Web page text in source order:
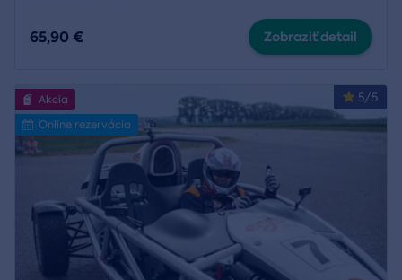
65,90 € Zobraziť detail
5/5
Akcia
Online rezervácia